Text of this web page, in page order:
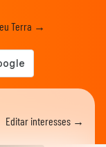
Terra →
Editar interesses →